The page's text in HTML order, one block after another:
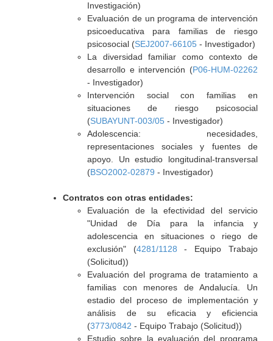
Investigación)
Evaluación de un programa de intervención
psicoeducativa para familias de riesgo
psicosocial (SEJ2007-66105- Investigador)
La diversidad familiar como contexto de
desarrollo e intervención (P06-HUM-02262
- Investigador)
Intervención social con familias en
situaciones de riesgo psicosocial
(SUBAYUNT-003/05- Investigador)
Adolescencia: necesidades,
representaciones sociales y fuentes de
apoyo. Un estudio longitudinal-transversal
(BSO2002-02879 - Investigador)
Contratos con otras entidades:
Evaluación de la efectividad del servicio
"Unidad de Día para la infancia y
adolescencia en situaciones o riego de
exclusión" (4281/1128 - Equipo Trabajo
(Solicitud))
Evaluación del programa de tratamiento a
familias con menores de Andalucía. Un
estadio del proceso de implementación y
análisis de su eficacia y eficiencia
(3773/0842 - Equipo Trabajo (Solicitud))
Estudio sobre la evaluación del programa